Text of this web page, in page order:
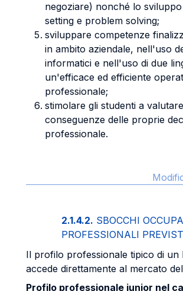
negoziare) nonché lo
setting e problem solving;
sviluppare competenze
in ambito aziendale, nell'uso
informatici e nell'uso di due
un'efficace ed efficiente
professionale;
stimolare gli studenti a
conseguenze delle proprie
professionale.
2.1.4.2. SBOCCHI
PROFESSIONALI
Il profilo professionale tipico di un
accede direttamente al mercato
Profilo professionale junior nel